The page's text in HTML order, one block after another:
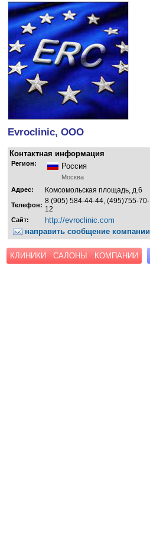
Evroclinic, ООО
Контактная информация
Регион: Россия
Москва
Адрес:
Комсомольская площадь, д.6
Телефон: 8 (905) 584-44-44, (495)755-70-
12
Сайт:
http://evroclinic.com
направить сообщение компании
КЛИНИКИ САЛОНЫ КОМПАНИИ